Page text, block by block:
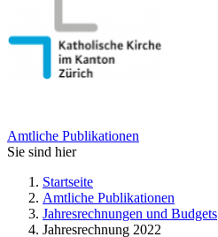
Amtliche Publikationen
Sie sind hier
Startseite
Amtliche Publikationen
Jahresrechnungen und Budgets
Jahresrechnung 2022